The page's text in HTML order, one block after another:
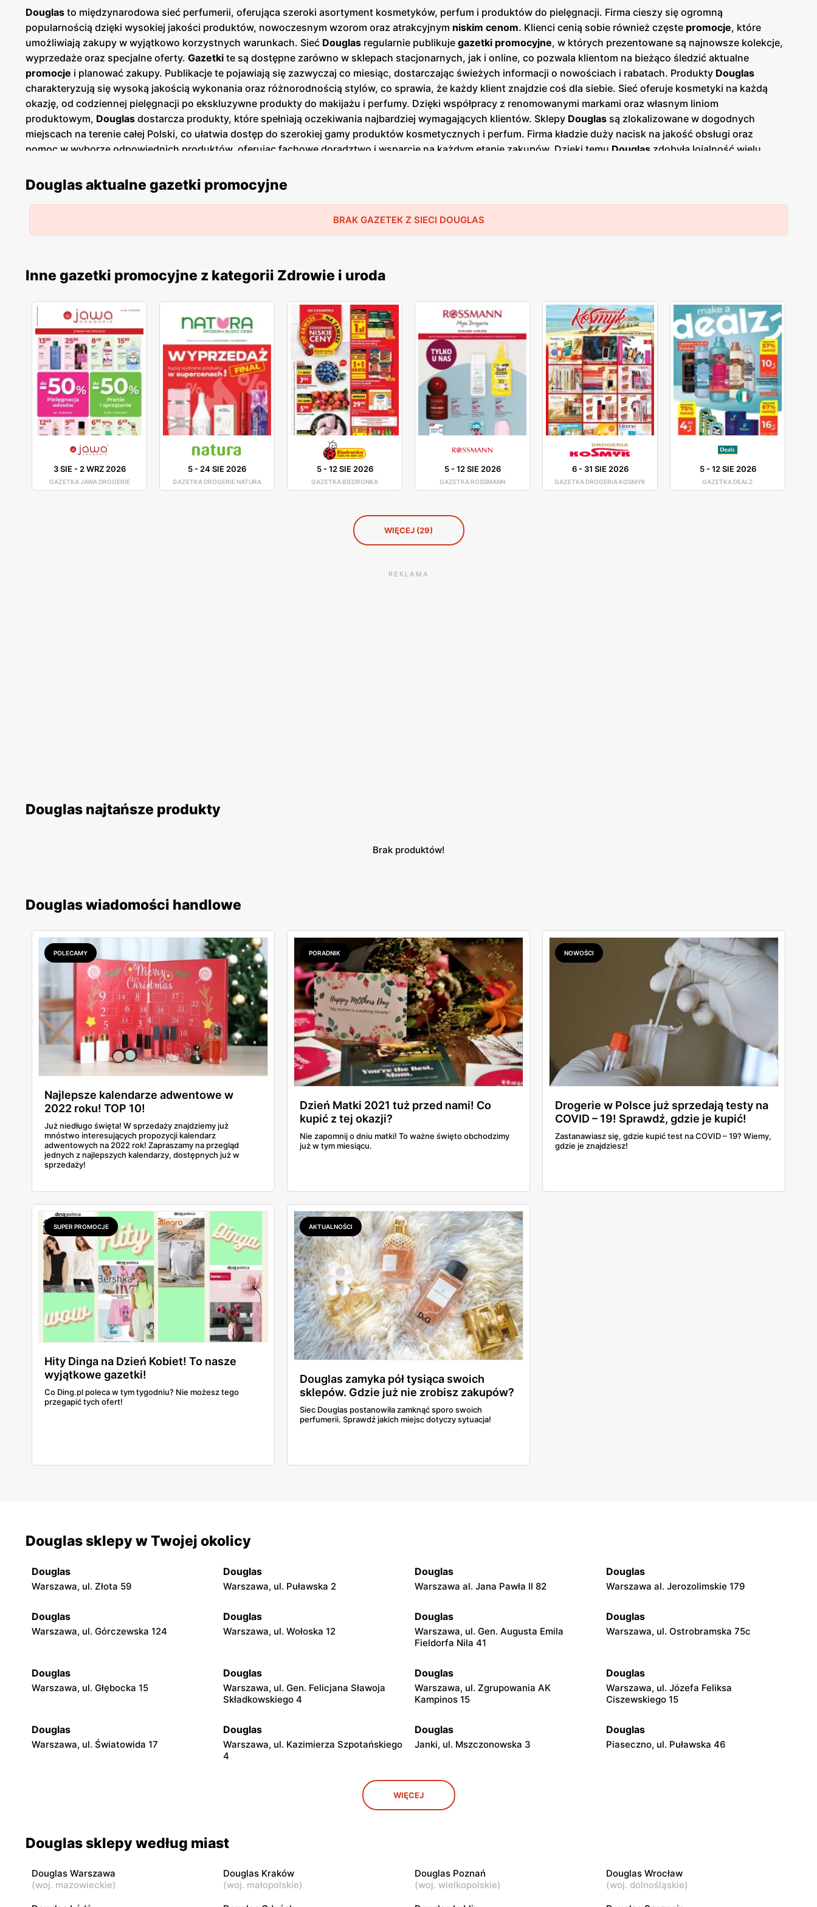
Douglas to międzynarodowa sieć perfumerii, oferująca szeroki asortyment kosmetyków, perfum i produktów do pielęgnacji. Firma cieszy się ogromną
popularnością dzięki wysokiej jakości produktów, nowoczesnym wzorom oraz atrakcyjnym niskim cenom. Klienci cenią sobie również częste promocje, które
umożliwiają zakupy w wyjątkowo korzystnych warunkach. Sieć Douglas regularnie publikuje gazetki promocyjne, w których prezentowane są najnowsze kolekcje,
wyprzedaże oraz specjalne oferty. Gazetki te są dostępne zarówno w sklepach stacjonarnych, jak i online, co pozwala klientom na bieżąco śledzić aktualne
promocje i planować zakupy. Publikacje te pojawiają się zazwyczaj co miesiąc, dostarczając świeżych informacji o nowościach i rabatach. Produkty Douglas
charakteryzują się wysoką jakością wykonania oraz różnorodnością stylów, co sprawia, że każdy klient znajdzie coś dla siebie. Sieć oferuje kosmetyki na każdą
okazję, od codziennej pielęgnacji po ekskluzywne produkty do makijażu i perfumy. Dzięki współpracy z renomowanymi markami oraz własnym liniom
produktowym, Douglas dostarcza produkty, które spełniają oczekiwania najbardziej wymagających klientów. Sklepy Douglas są zlokalizowane w dogodnych
miejscach na terenie całej Polski, co ułatwia dostęp do szerokiej gamy produktów kosmetycznych i perfum. Firma kładzie duży nacisk na jakość obsługi oraz
pomoc w wyborze odpowiednich produktów, oferując fachowe doradztwo i wsparcie na każdym etapie zakupów. Dzięki temu Douglas zdobyła lojalność wielu
Douglas aktualne gazetki promocyjne
BRAK GAZETEK Z SIECI DOUGLAS
Inne gazetki promocyjne z kategorii Zdrowie i uroda
3 SIE - 2 WRZ 2026
GAZETKA JAWA DROGERIE
5- 24 SIE 2026
GAZETKA DROGERIE NATURA
5-12 SIE 2026
GAZETKA BIEDRONKA
5-12 SIE 2026
GAZETKA ROSSMANN
6- 31 SIE 2026
GAZETKA DROGERIA KOSMYK
5-12 SIE 2026
GAZETKA DEALZ
WIĘCEJ (29)
REKLAMA
Douglas najtańsze produkty
Brak produktów!
Douglas wiadomości handlowe
POLECAMY
Najlepsze kalendarze adwentowe w
2022 roku! TOP 10!
Już niedługo święta! W sprzedaży znajdziemy już
mnóstwo interesujących propozycji kalendarz
adwentowych na 2022 rok! Zapraszamy na przegląd
jednych z najlepszych kalendarzy, dostępnych już w
sprzedaży!
PORADNIK
Dzień Matki 2021 tuż przed nami! Co
kupić z tej okazji?
Nie zapomnij o dniu matki! To ważne święto obchodzimy
już w tym miesiącu.
NOWOŚCI
Drogerie w Polsce już sprzedają testy na
COVID – 19! Sprawdź, gdzie je kupić!
Zastanawiasz się, gdzie kupić test na COVID – 19? Wiemy,
gdzie je znajdziesz!
SUPER PROMOCJE
Hity Dinga na Dzień Kobiet! To nasze
wyjątkowe gazetki!
Co Ding.pl poleca w tym tygodniu? Nie możesz tego
przegapić tych ofert!
AKTUALNOŚCI
Douglas zamyka pół tysiąca swoich
sklepów. Gdzie już nie zrobisz zakupów?
Siec Douglas postanowiła zamknąć sporo swoich
perfumerii. Sprawdź jakich miejsc dotyczy sytuacja!
Douglas sklepy w Twojej okolicy
Douglas
Warszawa, ul. Złota 59
Douglas
Warszawa, ul. Puławska 2
Douglas
Warszawa al. Jana Pawła II 82
Douglas
Warszawa al. Jerozolimskie 179
Douglas
Warszawa, ul. Górczewska 124
Douglas
Warszawa, ul. Wołoska 12
Douglas
Warszawa, ul. Gen. Augusta Emila
Fieldorfa Nila 41
Douglas
Warszawa, ul. Ostrobramska 75c
Douglas
Warszawa, ul. Głębocka 15
Douglas
Warszawa, ul. Gen. Felicjana Sławoja
Składkowskiego 4
Douglas
Warszawa, ul. Zgrupowania AK
Kampinos 15
Douglas
Warszawa, ul. Józefa Feliksa
Ciszewskiego 15
Douglas
Warszawa, ul. Światowida 17
Douglas
Warszawa, ul. Kazimierza Szpotańskiego
4
Douglas
Janki, ul. Mszczonowska 3
Douglas
Piaseczno, ul. Puławska 46
Siedlce, ul. Józefa Piłsudskiego 74
Douglas
Płock, ul. Wyszogrodzka 144
Radom al. Józefa Grzecznarowskiego 28
Ostrołęka, ul. Gen. Augusta Emila
Douglas
Łódź al. Marsz. Józefa Piłsudskiego
Douglas
Łódź, ul. Jana Karskiego 5
Douglas
Łódź, ul. Pabianicka 245
Douglas
Łomża, ul. Zawadzka 38
WIĘCEJ
Douglas sklepy według miast
Douglas Warszawa
(woj. mazowieckie)
Douglas Kraków
(woj. małopolskie)
Douglas Poznań
(woj. wielkopolskie)
Douglas Wrocław
(woj. dolnośląskie)